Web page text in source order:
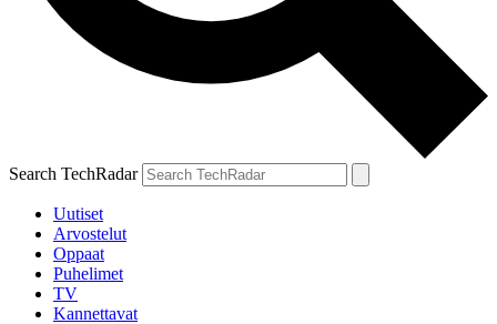
Search TechRadar
Uutiset
Arvostelut
Oppaat
Puhelimet
TV
Kannettavat